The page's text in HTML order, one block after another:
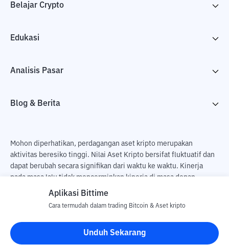
Belajar Crypto
Edukasi
Analisis Pasar
Blog & Berita
Mohon diperhatikan, perdagangan aset kripto merupakan
aktivitas beresiko tinggi. Nilai Aset Kripto bersifat fluktuatif dan
dapat berubah secara signifikan dari waktu ke waktu. Kinerja
pada masa lalu tidak mencerminkan kinerja di masa depan.
Terdapat risiko kehilangan sebagai dampak dari membeli dan
pengguna. PT Utama Aset Digital Indonesia (Bittime) tidak
bertanggung jawab atas perubahan fluktuasi dari nilai tukar Aset
Kripto.
Aplikasi Bittime
Cara termudah dalam trading Bitcoin & Aset kripto
Unduh Sekarang